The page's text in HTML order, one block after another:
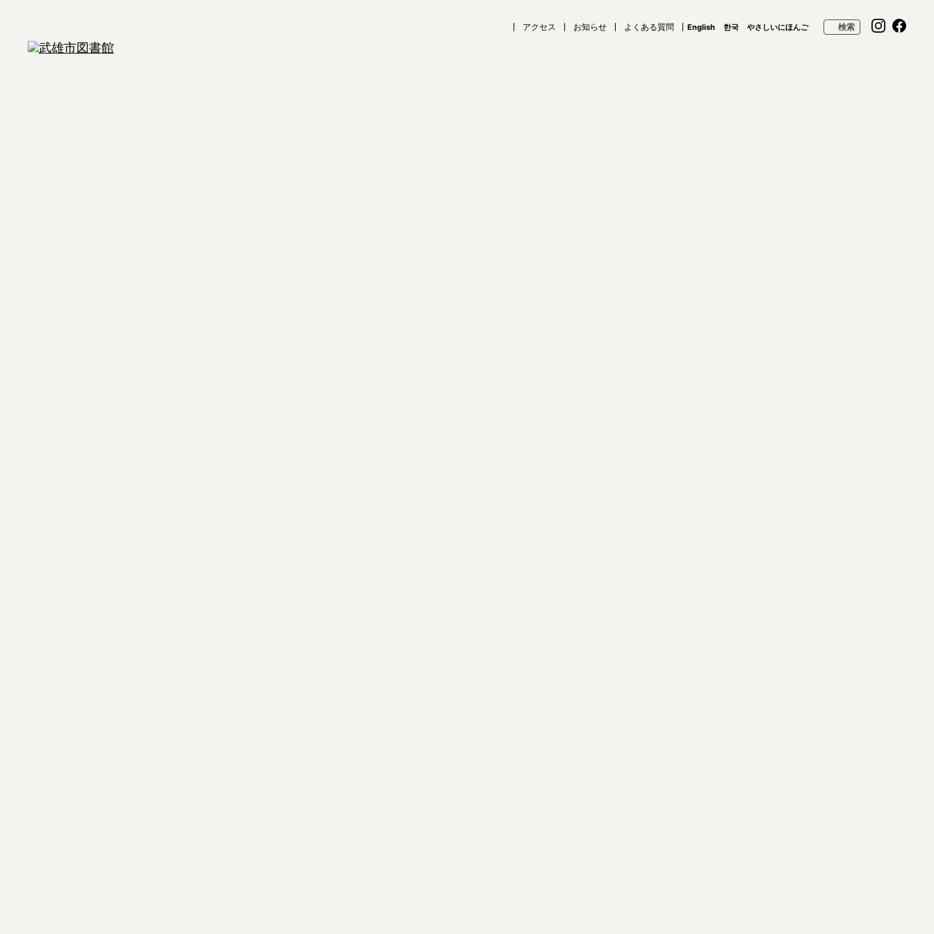
アクセス お知らせ よくある質問 English 한국 やさしいにほんご 検索